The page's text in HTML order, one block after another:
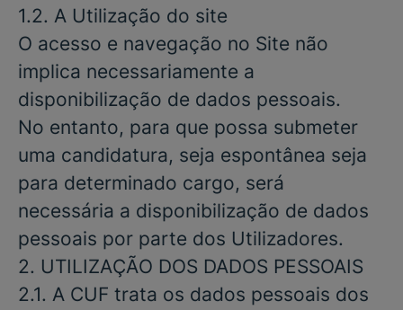
1.2. A Utilização do site
O acesso e navegação no Site não
implica necessariamente a
disponibilização de dados pessoais.
No entanto, para que possa submeter
uma candidatura, seja espontânea seja
para determinado cargo, será
necessária a disponibilização de dados
pessoais por parte dos Utilizadores.
2. UTILIZAÇÃO DOS DADOS PESSOAIS
2.1. A CUF trata os dados pessoais dos